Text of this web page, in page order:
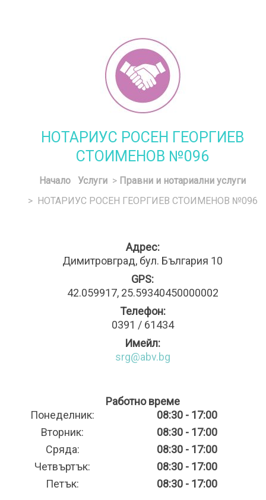
НОТАРИУС РОСЕН ГЕОРГИЕВ
СТОИМЕНОВ №096
Начало Услуги > Правни и нотариални услуги
> НОТАРИУС РОСЕН ГЕОРГИЕВ СТОИМЕНОВ №096
Адрес:
Димитровград, бул. България 10
GPS:
42.059917, 25.59340450000002
Телефон:
0391 / 61434
Имейл:
srg@abv.bg
Работно време
Понеделник:
08:30 - 17:00
Вторник:
08:30 - 17:00
Сряда:
08:30 - 17:00
Четвъртък:
08:30 - 17:00
Петък:
08:30 - 17:00